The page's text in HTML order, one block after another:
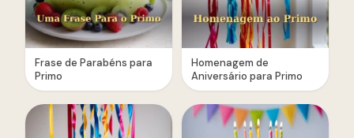
Frase de Parabéns para
Primo
Homenagem de
Aniversário para Primo